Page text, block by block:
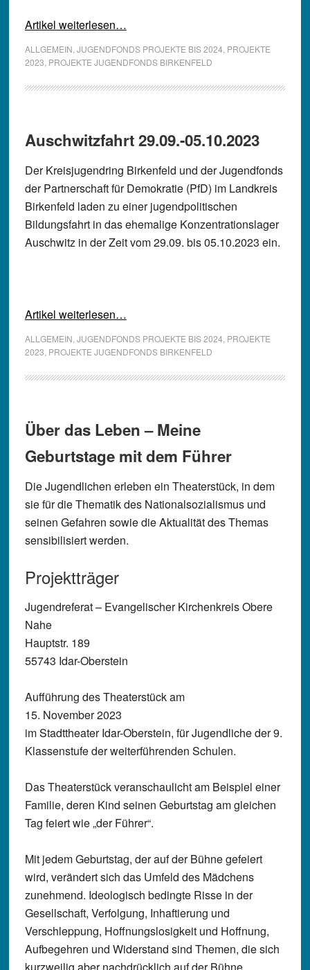
Artikel weiterlesen…
ALLGEMEIN JUGENDFONDS PROJEKTE BIS 2024 PROJEKTE
2023 PROJEKTE JUGENDFONDS BIRKENFELD
Auschwitzfahrt 29.09.-05.10.2023
Der Kreisjugendring Birkenfeld und der Jugendfonds
der Partnerschaft für Demokratie (PfD) im Landkreis
Birkenfeld laden zu einer jugendpolitischen
Bildungsfahrt in das ehemalige Konzentrationslager
Auschwitz in der Zeit vom 29.09. bis 05.10.2023 ein.
Artikel weiterlesen…
ALLGEMEIN JUGENDFONDS PROJEKTE BIS 2024 PROJEKTE
2023 PROJEKTE JUGENDFONDS BIRKENFELD
Über das Leben – Meine
Geburtstage mit dem Führer
Die Jugendlichen erleben ein Theaterstück, in dem
sie für die Thematik des Nationalsozialismus und
seinen Gefahren sowie die Aktualität des Themas
sensibilisiert werden.
Projektträger
Jugendreferat – Evangelischer Kirchenkreis Obere
Nahe
Hauptstr. 189
55743 Idar-Oberstein
Aufführung des Theaterstück am
15. November 2023
im Stadttheater Idar-Oberstein, für Jugendliche der 9.
Klassenstufe der weiterführenden Schulen.
Das Theaterstück veranschaulicht am Beispiel einer
Familie, deren Kind seinen Geburtstag am gleichen
Tag feiert wie „der Führer“.
Mit jedem Geburtstag, der auf der Bühne gefeiert
wird, verändert sich das Umfeld des Mädchens
zunehmend. Ideologisch bedingte Risse in der
Gesellschaft, Verfolgung, Inhaftierung und
Verschleppung, Hoffnungslosigkeit und Hoffnung,
Aufbegehren und Widerstand sind Themen, die sich